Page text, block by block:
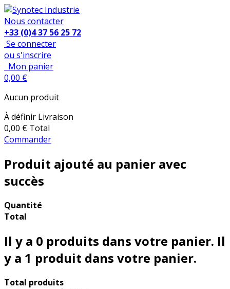
Nous contacter
+33 (0)4 37 56 25 72
Se connecter
ou s'inscrire
Mon panier
0,00 €
Aucun produit
À définir Livraison
0,00 € Total
Commander
Produit ajouté au panier avec
succès
Quantité
Total
Il y a 0 produits dans votre panier. Il
y a 1 produit dans votre panier.
Total produits